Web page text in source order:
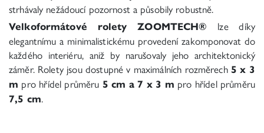
strhávaly nežádoucí pozornost a působily robustně.
Velkoformátové rolety ZOOMTECH® lze díky
elegantnímu a minimalistickému provedení zakomponovat do
každého interiéru, aniž by narušovaly jeho architektonický
záměr. Rolety jsou dostupné v maximálních rozměrech5 x 3
m pro hřídel průměru 5 cm a 7 x 3 m pro hřídel průměru
7,5 cm.